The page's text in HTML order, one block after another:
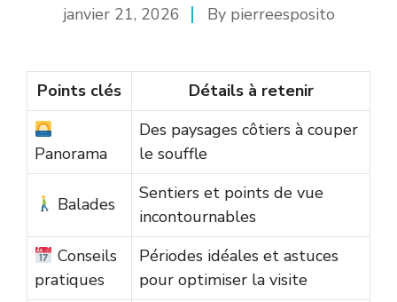
janvier 21, 2026 By pierreesposito
Points clés Détails à retenir
Panorama
Des paysages côtiers à couper
le souffle
Balades
Sentiers et points de vue
incontournables
Conseils
pratiques
Périodes idéales et astuces
pour optimiser la visite